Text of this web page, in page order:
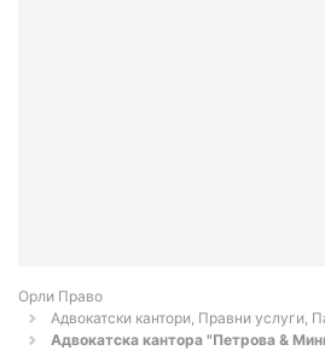
Орли Право
Адвокатски кантори, Правни услуги,
Адвокатска кантора "Петрова &